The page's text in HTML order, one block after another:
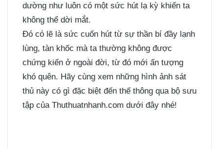
dường như luôn có một sức hút lạ kỳ khiến ta
không thể dời mắt.
Đó có lẽ là sức cuốn hút từ sự thần bí đầy lạnh
lùng, tàn khốc mà ta thường không được
chứng kiến ở ngoài đời, từ đó mới ấn tượng
khó quên. Hãy cùng xem những hình ảnh sát
thủ này có gì đặc biệt đến thế thông qua bộ sưu
tập của Thuthuatnhanh.com dưới đây nhé!